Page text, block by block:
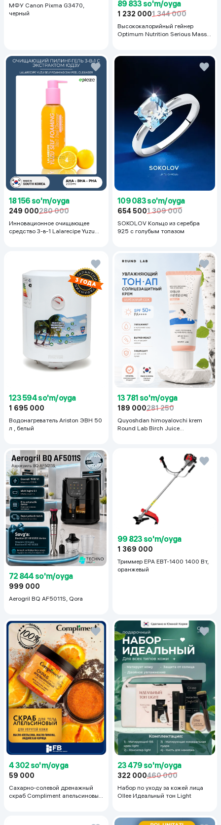
МФУ Canon Pixma G3470,
черный
89 833 so'm/oyga
1 232 0001 344 000
Высококалорийный гейнер
Optimum Nutrition Serious Mass,
18 156 so'm/oyga
249 000280 000
Инновационное очищающее
средство 3-в-1 Lalarecipe Yuzu
109 083 so'm/oyga
654 5001 309 000
SOKOLOV Кольцо из серебра
925 с голубым топазом
123 594 so'm/oyga
1 695 000
Водонагреватель Ariston ЭВН 50
л , белый
13 781 so'm/oyga
189 000281 250
Quyoshdan himoyalovchi krem
Round Lab Birch Juice
72 844 so'm/oyga
999 000
Aerogril BQ AF5011S, Qora
99 823 so'm/oyga
1 369 000
Триммер EPA EBT-1400 1400 Вт,
оранжевый
4 302 so'm/oyga
59 000
Сахарно-солевой дренажный
скраб Compliment апельсиновый
23 479 so'm/oyga
322 000460 000
Набор по уходу за кожей лица
Ollee Идеальный тон Light